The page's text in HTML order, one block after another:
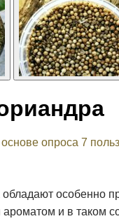
опроса 7
обладают особенно
и в таком